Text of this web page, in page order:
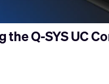
the Q-SYS UC